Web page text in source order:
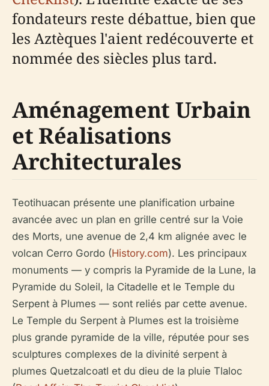
fondateurs reste débattue, bien que
les Aztèques l'aient redécouverte et
nommée des siècles plus tard.
Aménagement Urbain
et Réalisations
Architecturales
Teotihuacan présente une planification urbaine
avancée avec un plan en grille centré sur la Voie
des Morts, une avenue de 2,4 km alignée avec le
volcan Cerro Gordo (History.com). Les principaux
monuments — y compris la Pyramide de la Lune, la
Pyramide du Soleil, la Citadelle et le Temple du
Serpent à Plumes — sont reliés par cette avenue.
Le Temple du Serpent à Plumes est la troisième
plus grande pyramide de la ville, réputée pour ses
sculptures complexes de la divinité serpent à
plumes Quetzalcoatl et du dieu de la pluie Tlaloc